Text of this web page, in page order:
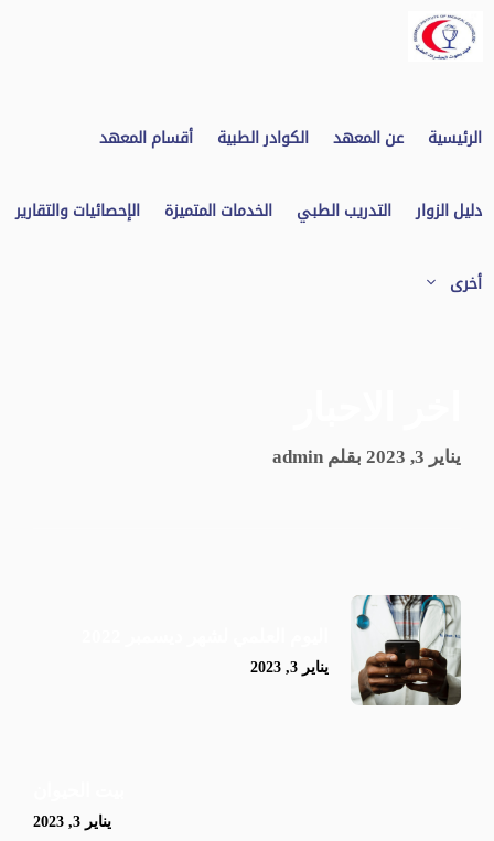
انتقل
إلى
الرئيسية عن المعهد الكوادر الطبية أقسام المعهد
دليل الزوار التدريب الطبي الخدمات المتميزة الإحصائيات والتقارير
أخرى
يناير 3, 2023 بقلم admin
يناير 3, 2023
يناير 3, 2023